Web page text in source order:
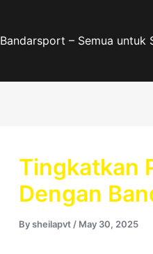
Bandarsport – Semua untuk
Tingkatkan
Dengan
Bysheilapvt / May 30, 2025